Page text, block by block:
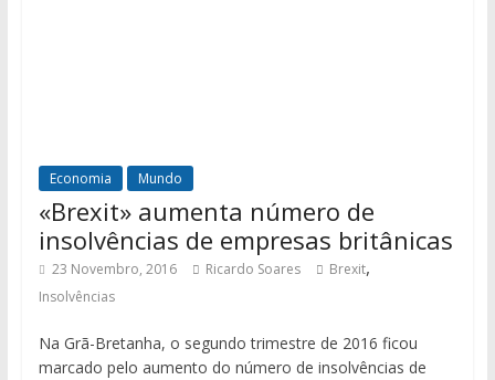
Economia Mundo
«Brexit» aumenta número de
insolvências de empresas britânicas
23 Novembro, 2016 Ricardo Soares Brexit,
Insolvências
Na Grã-Bretanha, o segundo trimestre de 2016 ficou
marcado pelo aumento do número de insolvências de